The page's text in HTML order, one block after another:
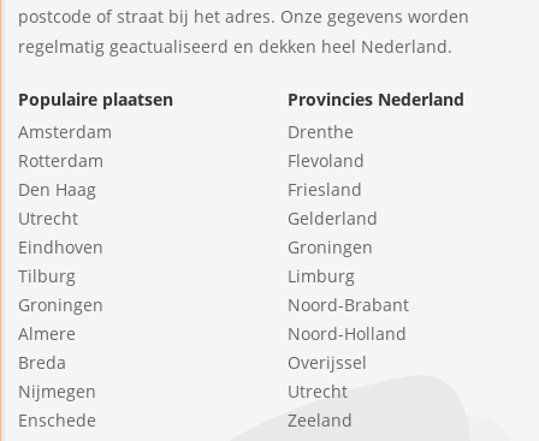
postcode of straat bij het adres. Onze gegevens worden
regelmatig geactualiseerd en dekken heel Nederland.
Populaire plaatsen
Amsterdam
Rotterdam
Den Haag
Utrecht
Eindhoven
Tilburg
Groningen
Almere
Breda
Nijmegen
Enschede
Provincies Nederland
Drenthe
Flevoland
Friesland
Gelderland
Groningen
Limburg
Noord-Brabant
Noord-Holland
Overijssel
Utrecht
Zeeland